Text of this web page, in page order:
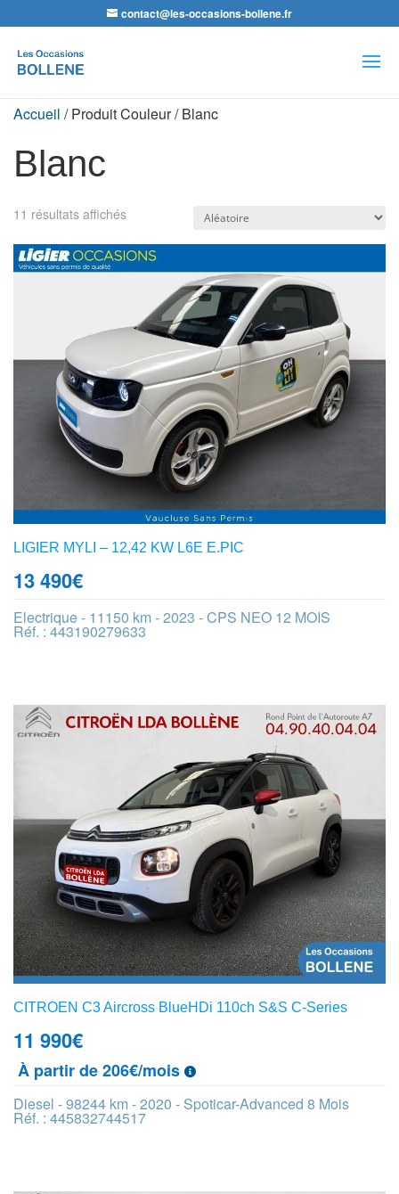
contact@les-occasions-bollene.fr
de
produits
Accueil / Produit Couleur / Blanc
Blanc
11 résultats affichés
LIGIER MYLI – 12,42 KW L6E E.PIC
13 490€
Electrique - 11150 km - 2023 - CPS NEO 12 MOIS
Réf. : 443190279633
CITROEN C3 Aircross BlueHDi 110ch S&S C-Series
11 990€
À partir de 206€/mois
Diesel - 98244 km - 2020 - Spoticar-Advanced 8 Mois
Réf. : 445832744517